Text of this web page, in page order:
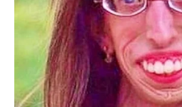
pojedinačne nalaze. Ovaj pristup
stručnih nalaza, već i uzimanje u
prehrambenih izbora i drugih
zdravlje srca.
Ukratko, ako želimo dugoročno